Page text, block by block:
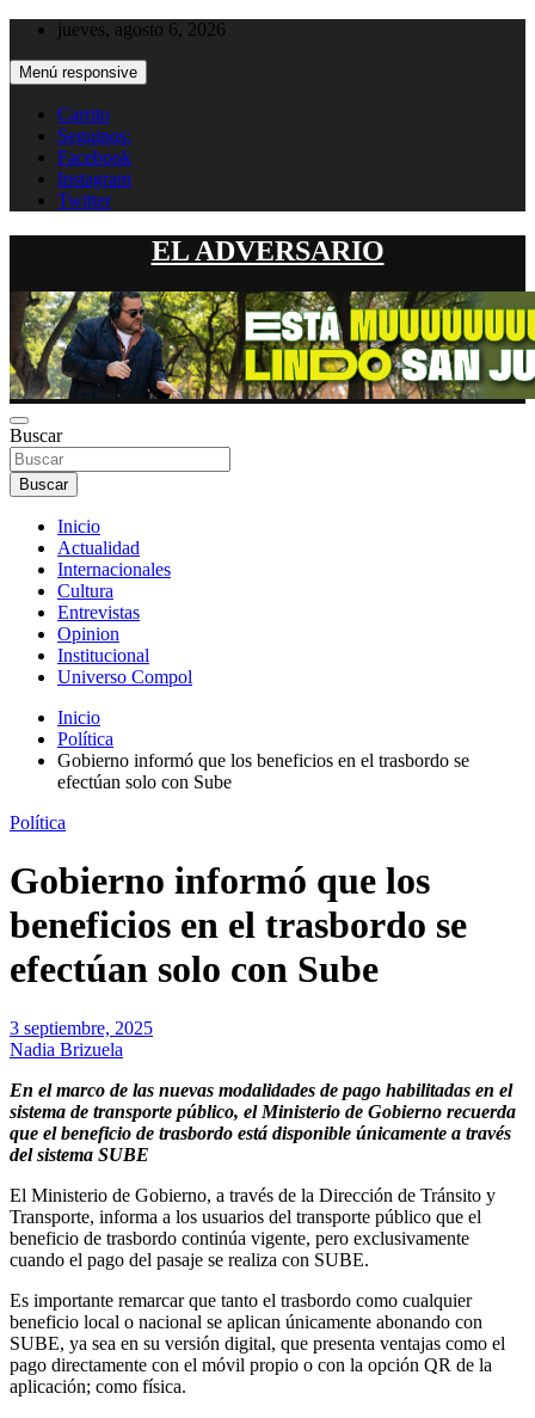
Saltar
contenido
jueves, agosto 6, 2026
Menú responsive
Carrito
Seguinos:
Facebook
Instagram
Twitter
EL ADVERSARIO
Buscar
Buscar
Inicio
Actualidad
Internacionales
Cultura
Entrevistas
Opinion
Institucional
Universo Compol
Inicio
Política
Gobierno informó que los beneficios en el trasbordo se
efectúan solo con Sube
Política
Gobierno informó que los
beneficios en el trasbordo se
efectúan solo con Sube
3 septiembre, 2025
Nadia Brizuela
En el marco de las nuevas modalidades de pago habilitadas en el
sistema de transporte público, el Ministerio de Gobierno recuerda
que el beneficio de trasbordo está disponible únicamente a través
del sistema SUBE
El Ministerio de Gobierno, a través de la Dirección de Tránsito y
Transporte, informa a los usuarios del transporte público que el
beneficio de trasbordo continúa vigente, pero exclusivamente
cuando el pago del pasaje se realiza con SUBE.
Es importante remarcar que tanto el trasbordo como cualquier
beneficio local o nacional se aplican únicamente abonando con
SUBE, ya sea en su versión digital, que presenta ventajas como el
pago directamente con el móvil propio o con la opción QR de la
aplicación; como física.